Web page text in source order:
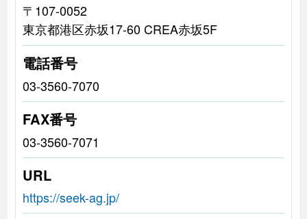
〒107-0052
東京都港区赤坂17-60 CREA赤坂5F
電話番号
03-3560-7070
FAX番号
03-3560-7071
URL
https://seek-ag.jp/